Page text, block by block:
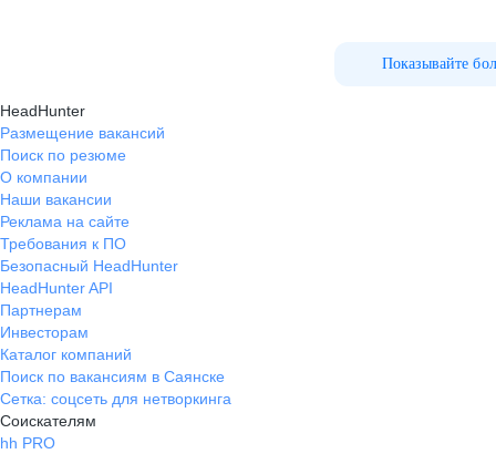
Показывайте
HeadHunter
Размещение вакансий
Поиск по резюме
О компании
Наши вакансии
Реклама на сайте
Требования к ПО
Безопасный HeadHunter
HeadHunter API
Партнерам
Инвесторам
Каталог компаний
Поиск по вакансиям в Саянске
Сетка: соцсеть для нетворкинга
Соискателям
hh PRO